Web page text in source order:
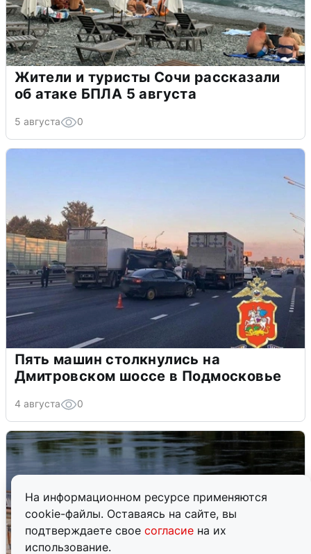
На информационном ресурсе применяются
cookie-файлы. Оставаясь на сайте, вы
подтверждаете свое согласие на их
использование.
Жители и туристы Сочи рассказали
об атаке БПЛА 5 августа
5 августа 0
Пять машин столкнулись на
Дмитровском шоссе в Подмосковье
4 августа 0